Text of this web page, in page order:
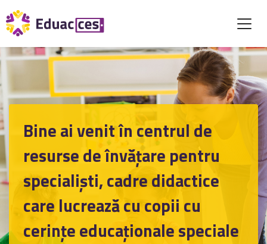
Bine ai venit în centrul de
resurse de învățare pentru
specialiști, cadre didactice
care lucrează cu copii cu
cerințe educaționale speciale